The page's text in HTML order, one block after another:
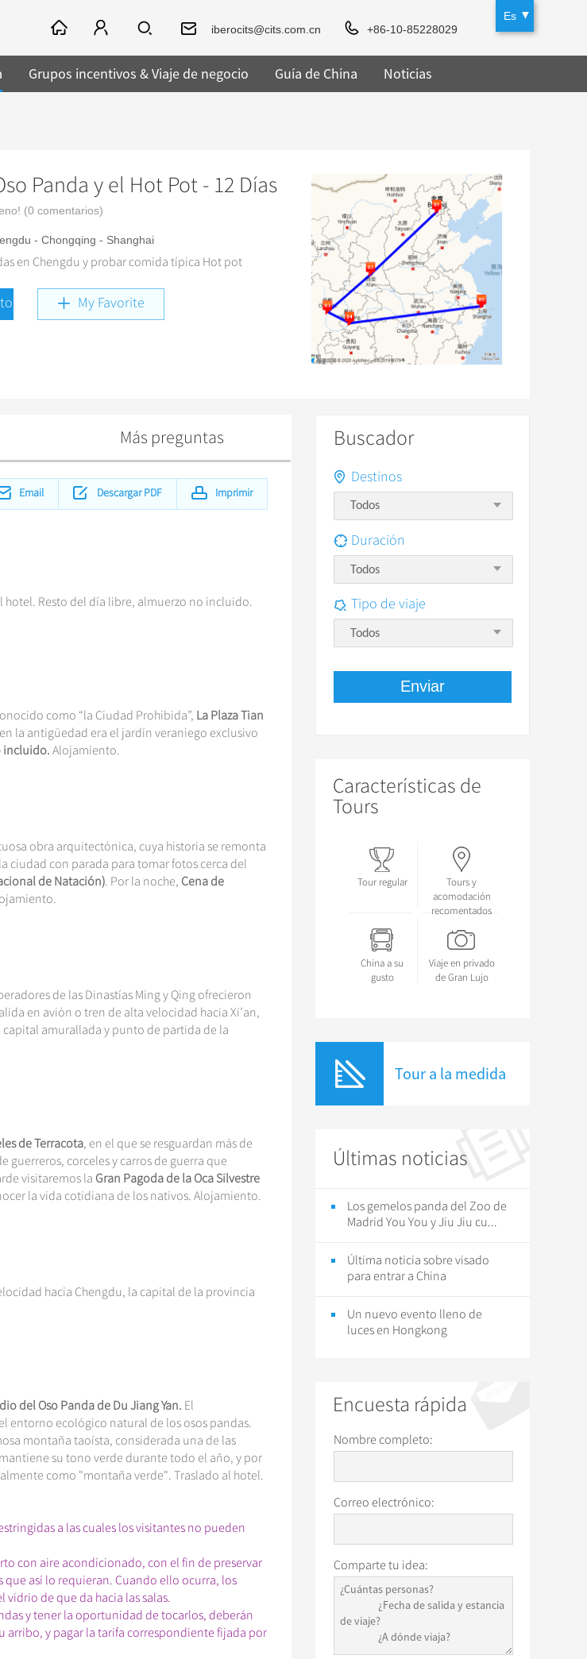
Es
iberocits@cits.com.cn
+86-10-85228029
Grupos incentivos & Viaje de negocio Guía de China Noticias
Panda y el Hot Pot - 12 Días
(0 comentarios)
- Chongqing - Shanghai
en Chengdu y probar comida típica Hot pot
My Favorite
Más preguntas
Email Descargar PDF Imprimir
hotel. Resto del día libre, almuerzo no incluido.
como “la Ciudad Prohibida”, La Plaza Tian
la antigüedad era el jardín veraniego exclusivo
incluido.Alojamiento.
obra arquitectónica, cuya historia se remonta
ciudad con parada para tomar fotos cerca del
de Natación). Por la noche, Cena de
de las Dinastías Ming y Qing ofrecieron
en avión o tren de alta velocidad hacia Xi’an,
capital amurallada y punto de partida de la
de Terracota, en el que se resguardan más de
corceles y carros de guerra que
visitaremos la Gran Pagoda de la Oca Silvestre
la vida cotidiana de los nativos. Alojamiento.
hacia Chengdu, la capital de la provincia
del Oso Panda de Du Jiang Yan. El
entorno ecológico natural de los osos pandas.
montaña taoísta, considerada una de las
su tono verde durante todo el año, y por
como "montaña verde". Traslado al hotel.
a las cuales los visitantes no pueden
con aire acondicionado, con el fin de preservar
que así lo requieran. Cuando ello ocurra, los
de que da hacia las salas.
y tener la oportunidad de tocarlos, deberán
y pagar la tarifa correspondiente fijada por
Buscador
Destinos
Duración
Todos
Tipo de viaje
Todos
Características de
Tours
Tour regular
Tours y
acomodación
recomentados
China a su
gusto
Viaje en privado
de Gran Lujo
Tour a la medida
Últimas noticias
Los gemelos panda del Zoo de
Madrid You You y Jiu Jiu cu...
Última noticia sobre visado
para entrar a China
Un nuevo evento lleno de
luces en Hongkong
Encuesta rápida
Nombre completo:
Correo electrónico:
Comparte tu idea: